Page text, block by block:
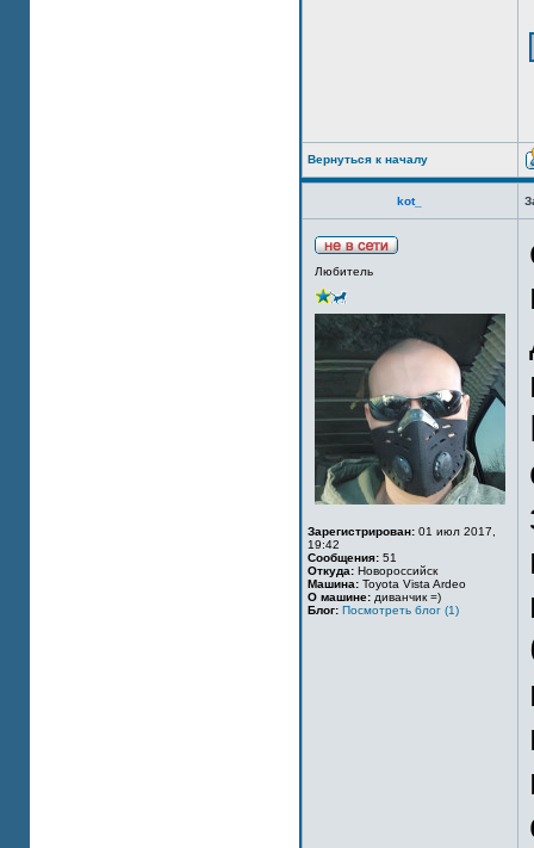
Вернуться к началу
kot_
Любитель
Зарегистрирован: 01 июл 2017,
19:42
Сообщения: 51
Откуда: Новороссийск
Машина: Toyota Vista Ardeo
О машине: диванчик =)
Блог: Посмотреть блог (1)